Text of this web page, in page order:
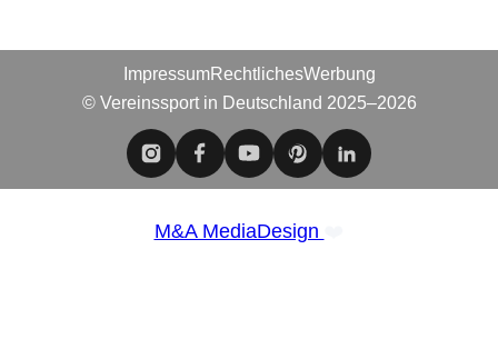
ImpressumRechtlichesWerbung
© Vereinssport in Deutschland 2025–2026
M&A MediaDesign